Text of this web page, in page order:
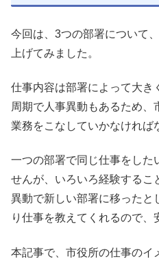
今回は、3つの部署について
上げてみました。
仕事内容は部署によって大き
周期で人事異動もあるため
業務をこなしていかなければ
一つの部署で同じ仕事をした
せんが、いろいろ経験するこ
異動で新しい部署に移ったと
り仕事を教えてくれるので、
本記事で、市役所の仕事のイ